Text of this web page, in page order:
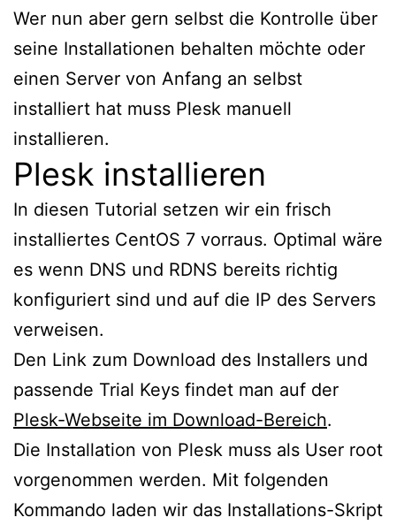
Wer nun aber gern selbst die Kontrolle über
seine Installationen behalten möchte oder
einen Server von Anfang an selbst
installiert hat muss Plesk manuell
installieren.
Plesk installieren
In diesen Tutorial setzen wir ein frisch
installiertes CentOS 7 vorraus. Optimal wäre
es wenn DNS und RDNS bereits richtig
konfiguriert sind und auf die IP des Servers
verweisen.
Den Link zum Download des Installers und
passende Trial Keys findet man auf der
Plesk-Webseite im Download-Bereich.
Die Installation von Plesk muss als User root
vorgenommen werden. Mit folgenden
Kommando laden wir das Installations-Skript